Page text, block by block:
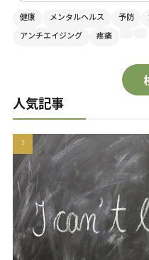
健康 メンタルヘルス 予防
アンチエイジング 疼痛
人気記事